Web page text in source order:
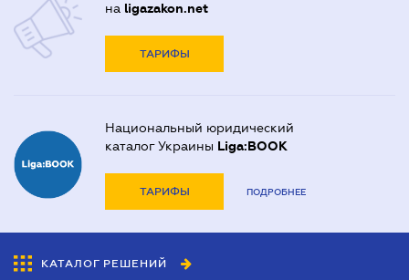
на ligazakon.net
ТАРИФЫ
Национальный юридический
каталог Украины Liga:BOOK
ТАРИФЫ ПОДРОБНЕЕ
КАТАЛОГ РЕШЕНИЙ